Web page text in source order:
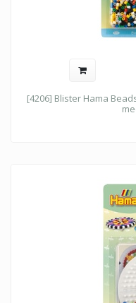
[4206] Blister Hama